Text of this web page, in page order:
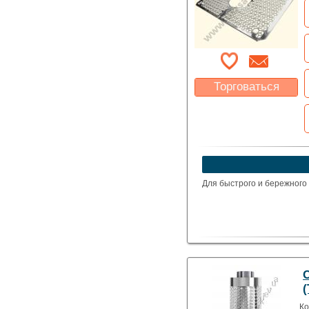
Торговаться
Для быстрого и